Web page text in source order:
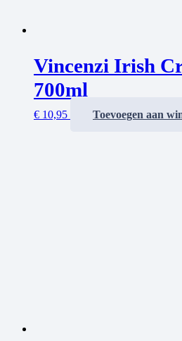
Vincenzi Irish
700ml
€ 10,95 Toevoegen aan